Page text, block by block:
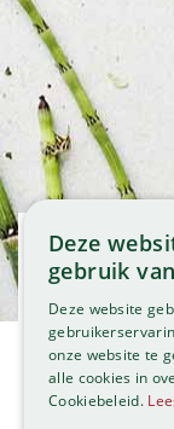
Maandag
Dinsdag
Woensdag
Donderdag
Vrijdag
Service
Deze
gebruik
Deze website
onze website te
alle cookies in
Cookiebeleid.